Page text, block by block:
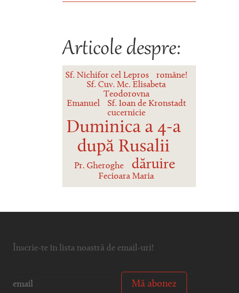
Articole despre:
Sf. Nichifor cel Lepros
române!
Sf. Cuv. Mc. Elisabeta
Teodorovna
Emanuel
Sf. Ioan de Kronstadt
cucernicie
Duminica a 4-a
după Rusalii
Pr. Gheroghe dăruire
Fecioara Maria
Înscrie-te în lista noastră de email-uri!
Mă abonez